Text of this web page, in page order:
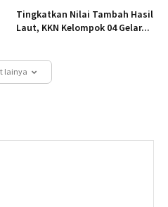
Tingkatkan Nilai Tambah Hasil
Laut, KKN Kelompok 04 Gelar...
lainya